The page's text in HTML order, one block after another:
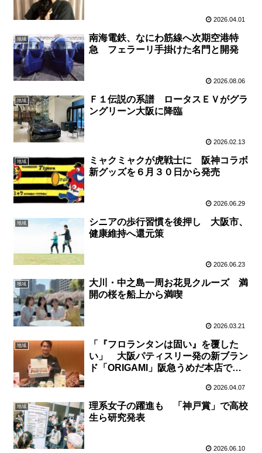
2026.04.01
地域
南海電鉄、なにわ筋線へ次期空港特
急 フェラーリ手掛けた名門と開発
2026.08.06
地域
Ｆ１伝説の系譜 ロータスＥＶがグラ
ングリーン大阪に降臨
2026.02.13
地域
ミャクミャクが虎戦士に 阪神コラボ
新グッズを６月３０日から発売
2026.06.29
地域
シニアの歩行習慣を後押し 大阪市、
健康維持へ還元策
2026.06.23
地域
大川・中之島一周お花見クルーズ 満
開の桜を船上から満喫
2026.03.21
地域
「『フロランタンは固い』を覆した
い」 大阪パティスリー発の新ブラン
ド「ORIGAMI」阪急うめだ本店で８
2026.04.07
地域
理系女子の躍進も 「神戸賞」で高校
生ら研究発表
2026.06.10